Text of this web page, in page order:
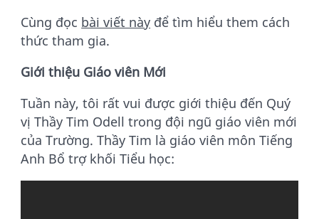
Cùng đọc bài viết này để tìm hiểu them cách
thức tham gia.
Giới thiệu Giáo viên Mới
Tuần này, tôi rất vui được giới thiệu đến Quý
vị Thầy Tim Odell trong đội ngũ giáo viên mới
của Trường. Thầy Tim là giáo viên môn Tiếng
Anh Bổ trợ khối Tiểu học: